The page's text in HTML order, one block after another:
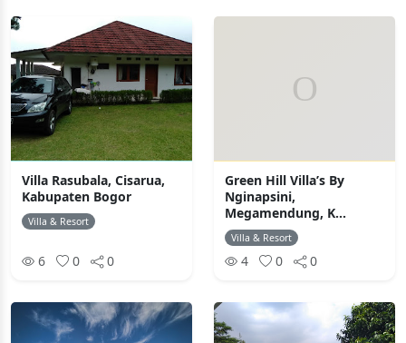
Villa Rasubala, Cisarua,
Kabupaten Bogor
Villa & Resort
6 0 0
Green Hill Villa’s By
Nginapsini,
Megamendung, K...
Villa & Resort
4 0 0